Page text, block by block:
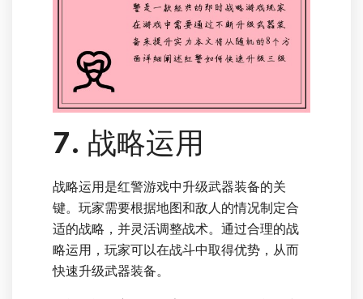
7. 战略运用
战略运用是红警游戏中升级武器装备的关
键。玩家需要根据地图和敌人的情况制定合
适的战略，并灵活调整战术。通过合理的战
略运用，玩家可以在战斗中取得优势，从而
快速升级武器装备。